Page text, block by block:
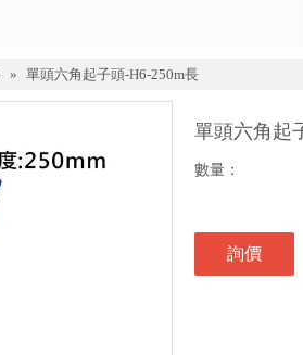
» 單頭六角起子頭-H6-250m長
單頭六角起
數量：
詢價